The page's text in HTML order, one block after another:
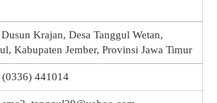
Krajan, Desa Tanggul Wetan,
Kabupaten Jember, Provinsi Jawa Timur
(0336) 441014